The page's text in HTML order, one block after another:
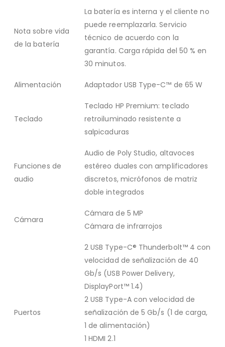
Nota sobre vida
de la batería
La batería es interna y el cliente no
puede reemplazarla. Servicio
técnico de acuerdo con la
garantía. Carga rápida del 50 % en
30 minutos.
Alimentación Adaptador USB Type-C™ de 65 W
Teclado
Teclado HP Premium: teclado
retroiluminado resistente a
salpicaduras
Funciones de
audio
Audio de Poly Studio, altavoces
estéreo duales con amplificadores
discretos, micrófonos de matriz
doble integrados
Cámara
Cámara de 5 MP
Cámara de infrarrojos
Puertos
2 USB Type-C® Thunderbolt™ 4 con
velocidad de señalización de 40
Gb/s (USB Power Delivery,
DisplayPort™ 1.4)
2 USB Type-A con velocidad de
señalización de 5 Gb/s (1 de carga,
1 de alimentación)
1 HDMI 2.1